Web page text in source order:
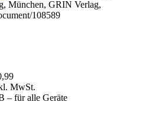
München, GRIN Verlag,
108589
MwSt.
– für alle Geräte